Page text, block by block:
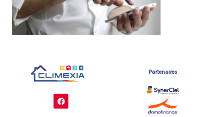
F
a
c
Partenaires